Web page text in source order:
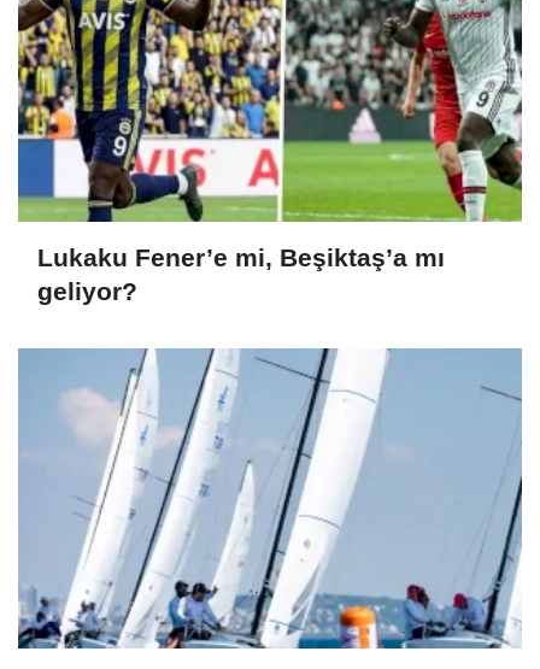
Lukaku Fener’e mi, Beşiktaş’a mı
geliyor?